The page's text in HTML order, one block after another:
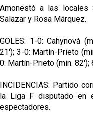
Amonestó a las
Salazar y Rosa Márquez.
GOLES: 1-0: Cahynová
21'); 3-0: Martín-Prieto
0: Martín-Prieto (min. 82');
INCIDENCIAS: Partido
la Liga F disputado en
espectadores.